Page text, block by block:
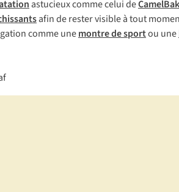
astucieux comme celui deCamelBak
afin de rester visible à tout
comme unemontre de sportou une